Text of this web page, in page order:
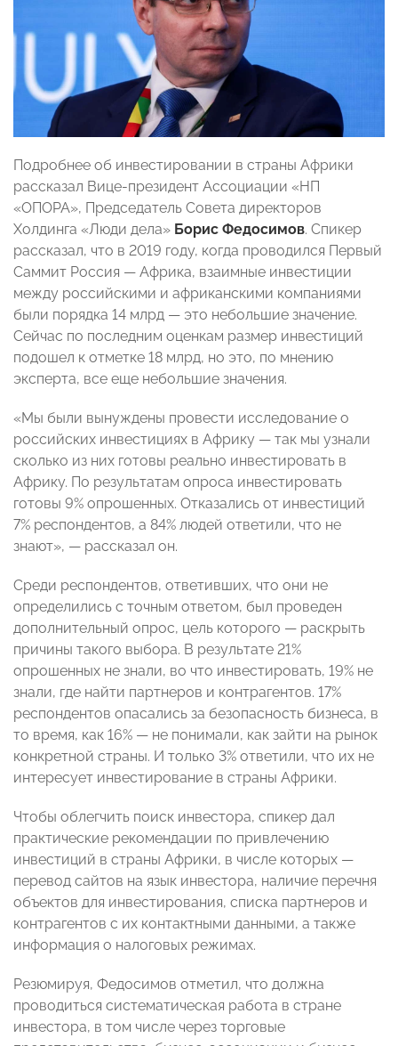
Подробнее об инвестировании в страны Африки
рассказал Вице-президент Ассоциации «НП
«ОПОРА», Председатель Совета директоров
Холдинга «Люди дела» Борис Федосимов. Спикер
рассказал, что в 2019 году, когда проводился Первый
Саммит Россия — Африка, взаимные инвестиции
между российскими и африканскими компаниями
были порядка 14 млрд — это небольшие значение.
Сейчас по последним оценкам размер инвестиций
подошел к отметке 18 млрд, но это, по мнению
эксперта, все еще небольшие значения.
«Мы были вынуждены провести исследование о
российских инвестициях в Африку — так мы узнали
сколько из них готовы реально инвестировать в
Африку. По результатам опроса инвестировать
готовы 9% опрошенных. Отказались от инвестиций
7% респондентов, а 84% людей ответили, что не
знают», — рассказал он.
Среди респондентов, ответивших, что они не
определились с точным ответом, был проведен
дополнительный опрос, цель которого — раскрыть
причины такого выбора. В результате 21%
опрошенных не знали, во что инвестировать, 19% не
знали, где найти партнеров и контрагентов. 17%
респондентов опасались за безопасность бизнеса, в
то время, как 16% — не понимали, как зайти на рынок
конкретной страны. И только 3% ответили, что их не
интересует инвестирование в страны Африки.
Чтобы облегчить поиск инвестора, спикер дал
практические рекомендации по привлечению
инвестиций в страны Африки, в числе которых —
перевод сайтов на язык инвестора, наличие перечня
объектов для инвестирования, списка партнеров и
контрагентов с их контактными данными, а также
информация о налоговых режимах.
Резюмируя, Федосимов отметил, что должна
проводиться систематическая работа в стране
инвестора, в том числе через торговые